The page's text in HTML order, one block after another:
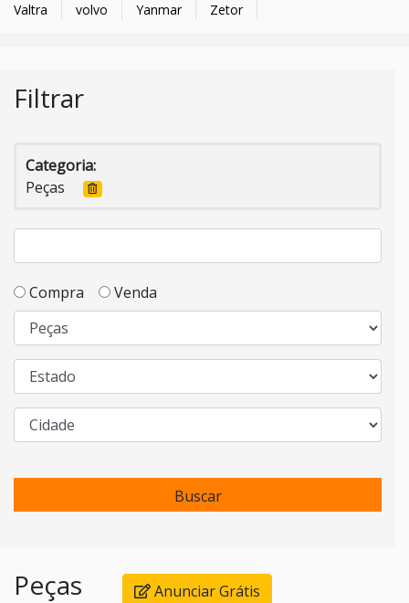
Valtra volvo Yanmar Zetor
Filtrar
Categoria:
Peças
Compra Venda
Buscar
Peças
Anunciar Grátis